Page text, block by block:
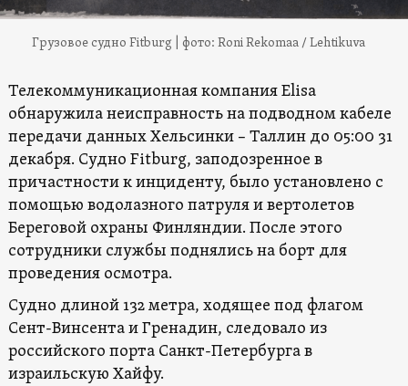
Грузовое судно Fitburg | фото: Roni Rekomaa / Lehtikuva
Телекоммуникационная компания Elisa
обнаружила неисправность на подводном кабеле
передачи данных Хельсинки – Таллин до 05:00 31
декабря. Судно Fitburg, заподозренное в
причастности к инциденту, было установлено с
помощью водолазного патруля и вертолетов
Береговой охраны Финляндии. После этого
сотрудники службы поднялись на борт для
проведения осмотра.
Судно длиной 132 метра, ходящее под флагом
Сент-Винсента и Гренадин, следовало из
российского порта Санкт-Петербурга в
израильскую Хайфу.